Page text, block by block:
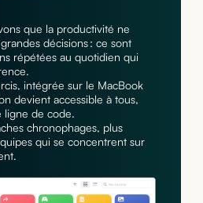
que la productivité ne
décisions : ce sont
répétées au quotidien qui
intégrée sur le MacBook
devient accessible à tous,
ligne de code.
chronophages, plus
qui se concentrent sur